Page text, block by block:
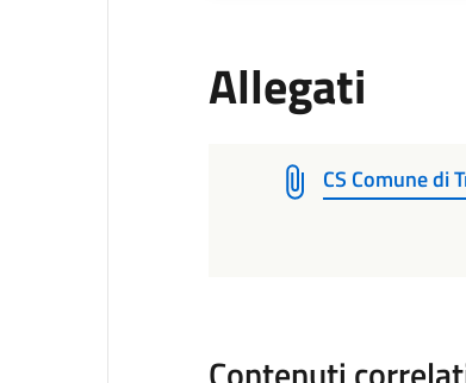
Allegati
CS Comune di